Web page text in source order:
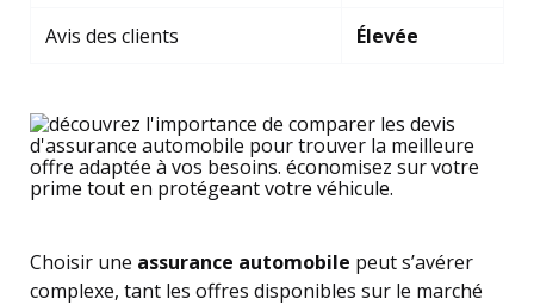
Avis des clients Élevée
Choisir une assurance automobile peut s’avérer
complexe, tant les offres disponibles sur le marché